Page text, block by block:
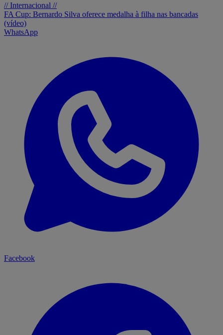
// Internacional //
FA Cup: Bernardo Silva oferece medalha à filha nas bancadas
(vídeo)
WhatsApp
Facebook